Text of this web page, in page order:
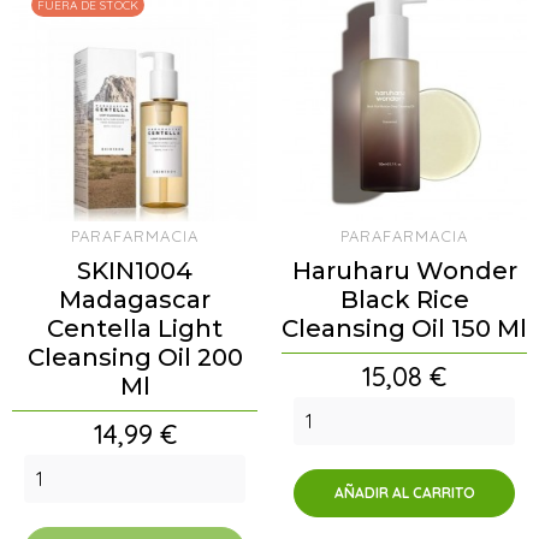
PARAFARMACIA
SKIN1004
Madagascar
Centella Light
Cleansing Oil 200
Ml
Precio
14,99 €
FUERA DE STOCK
PARAFARMACIA
Haruharu Wonder
Black Rice
Cleansing Oil 150 Ml
Precio
15,08 €
AÑADIR AL CARRITO